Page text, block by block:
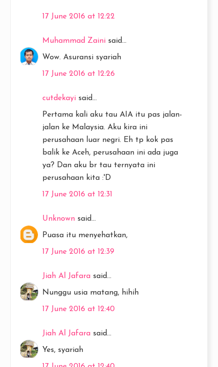
17 June 2016 at 12:22
Muhammad Zaini said...
Wow. Asuransi syariah
17 June 2016 at 12:26
cutdekayi said...
Pertama kali aku tau AIA itu pas jalan-
jalan ke Malaysia. Aku kira ini
perusahaan luar negri. Eh tp kok pas
balik ke Aceh, perusahaan ini ada juga
ya? Dan aku br tau ternyata ini
perusahaan kita :'D
17 June 2016 at 12:31
Unknown said...
Puasa itu menyehatkan,
17 June 2016 at 12:39
Jiah Al Jafara said...
Nunggu usia matang, hihih
17 June 2016 at 12:40
Jiah Al Jafara said...
Yes, syariah